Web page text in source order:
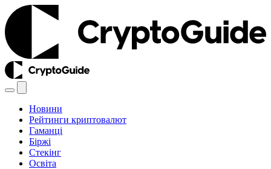
Новини
Рейтинги криптовалют
Гаманці
Біржі
Стекінг
Освіта